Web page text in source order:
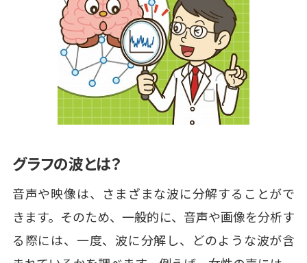
グラフの波とは？
音声や映像は、さまざまな波に分解することがで
きます。そのため、一般的に、音声や画像を分析す
る際には、一度、波に分解し、どのような波が含